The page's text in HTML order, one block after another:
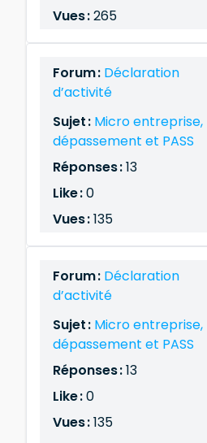
Vues :265
Forum : Déclaration
d’activité
Sujet : Micro entreprise,
dépassement et PASS
Réponses :13
Like :0
Vues :135
Forum : Déclaration
d’activité
Sujet : Micro entreprise,
dépassement et PASS
Réponses :13
Like :0
Vues :135